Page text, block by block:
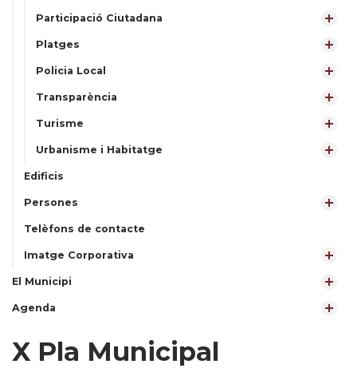
Participació Ciutadana
Platges
Policia Local
Transparència
Turisme
Urbanisme i Habitatge
Edificis
Persones
Telèfons de contacte
Imatge Corporativa
El Municipi
Agenda
X Pla Municipal